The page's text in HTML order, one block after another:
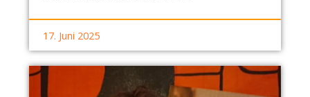
E
T
U
U
G
17. Juni 2025